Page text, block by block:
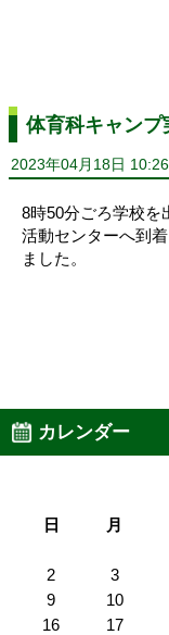
体育科キャンプ
2023年04月18日 10:26
8時50分ごろ学校を
活動センターへ到
ました。
カレンダー
日
月
2
3
9
10
16
17